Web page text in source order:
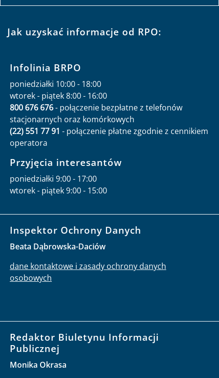
Jak uzyskać informacje od RPO:
Infolinia BRPO
poniedziałki 10:00 - 18:00
wtorek - piątek 8:00 - 16:00
800 676 676- połączenie bezpłatne z telefonów
stacjonarnych oraz komórkowych
(22) 551 77 91 - połączenie płatne zgodnie z cennikiem
operatora
Przyjęcia interesantów
poniedziałki 9:00 - 17:00
wtorek - piątek 9:00 - 15:00
Inspektor Ochrony Danych
Beata Dąbrowska-Daciów
dane kontaktowe i zasady ochrony danych
osobowych
Redaktor Biuletynu Informacji
Publicznej
Monika Okrasa